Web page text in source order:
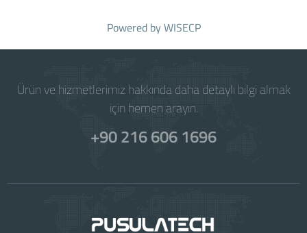
Powered byWISECP
Ürün ve hizmetlerimiz hakkında daha detaylı bilgi almak
için hemen arayın.
+90 216 606 1696